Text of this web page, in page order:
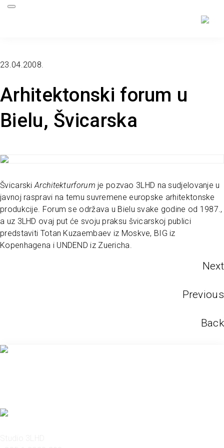
Arhitektonski forum u
Bielu, Švicarska
23.04.2008.
Švicarski Architekturforum je pozvao 3LHD na sudjelovanje u
javnoj raspravi na temu suvremene europske arhitektonske
produkcije. Forum se održava u Bielu svake godine od 1987.,
a uz 3LHD ovaj put će svoju praksu švicarskoj publici
predstaviti Totan Kuzaembaev iz Moskve, BIG iz
Kopenhagena i UNDEND iz Zuericha.
Next
Previous
Back